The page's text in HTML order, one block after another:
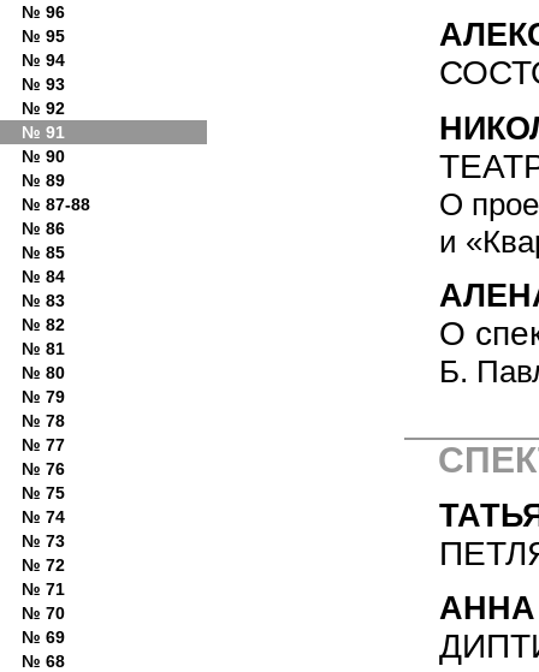
О
и
О
Б.
№ 96
№ 95
№ 94
№ 93
№ 92
№ 91
№ 90
№ 89
№ 87-88
№ 86
№ 85
№ 84
№ 83
№ 82
№ 81
№ 80
№ 79
№ 78
№ 77
№ 76
№ 75
№ 74
№ 73
№ 72
№ 71
№ 70
№ 69
№ 68